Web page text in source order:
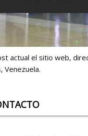
actual el sitio web,
Venezuela.